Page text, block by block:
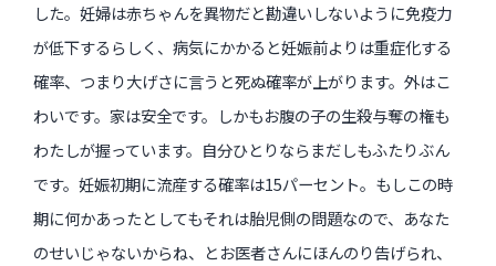
した。妊婦は赤ちゃんを異物だと勘違いしないように免疫力
が低下するらしく、病気にかかると妊娠前よりは重症化する
確率、つまり大げさに言うと死ぬ確率が上がります。外はこ
わいです。家は安全です。しかもお腹の子の生殺与奪の権も
わたしが握っています。自分ひとりならまだしもふたりぶん
です。妊娠初期に流産する確率は15パーセント。もしこの時
期に何かあったとしてもそれは胎児側の問題なので、あなた
のせいじゃないからね、とお医者さんにほんのり告げられ、